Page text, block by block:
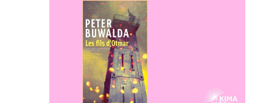
VIEW POST